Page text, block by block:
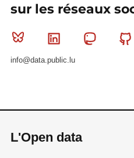
sur les réseaux
Bluesky Linkedin
info@data.public.lu
L'Open data